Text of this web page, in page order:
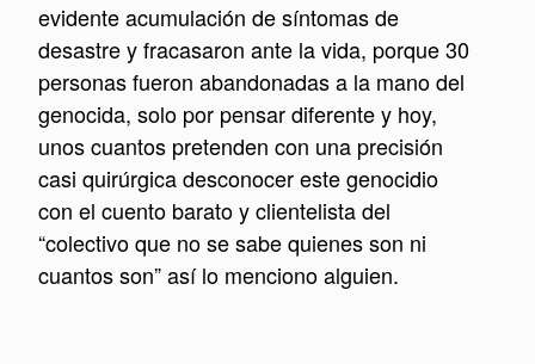
evidente acumulación de síntomas de
desastre y fracasaron ante la vida, porque 30
personas fueron abandonadas a la mano del
genocida, solo por pensar diferente y hoy,
unos cuantos pretenden con una precisión
casi quirúrgica desconocer este genocidio
con el cuento barato y clientelista del
“colectivo que no se sabe quienes son ni
cuantos son” así lo menciono alguien.